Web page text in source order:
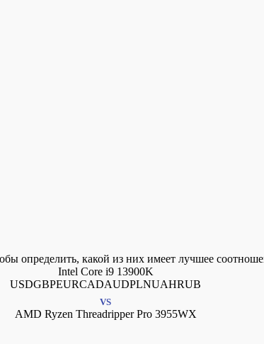
определить, какой из них имеет лучшее
Intel Core i9 13900K
USDGBPEURCADAUDPLNUAHRUB
VS
AMD Ryzen Threadripper Pro 3955WX